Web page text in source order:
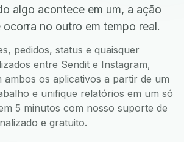
algo acontece em um, a ação
no outro em tempo real.
pedidos, status e quaisquer
entre Sendit e Instagram,
ambos os aplicativos a partir de um
e unifique relatórios em um só
5 minutos com nosso suporte de
e gratuito.